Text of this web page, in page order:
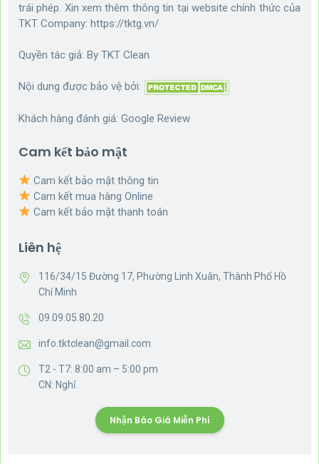
trái phép. Xin xem thêm thông tin tại website chính thức của
TKT Company: https://tktg.vn/
Quyền tác giả: By TKT Clean
Nội dung được bảo vệ bởi:
Khách hàng đánh giá: Google Review
Cam kết bảo mật
Cam kết bảo mật thông tin
Cam kết mua hàng Online
Cam kết bảo mật thanh toán
Liên hệ
116/34/15 Đường 17, Phường Linh Xuân, Thành Phố Hồ
Chí Minh
09.09.05.80.20
info.tktclean@gmail.com
T2 - T7: 8:00 am – 5:00 pm
CN: Nghỉ
Nhận Báo Giá Miễn Phí